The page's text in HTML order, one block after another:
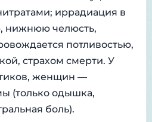
иррадиация в
нижнюю челюсть,
потливостью,
страхом смерти. У
женщин —
(только одышка,
боль).